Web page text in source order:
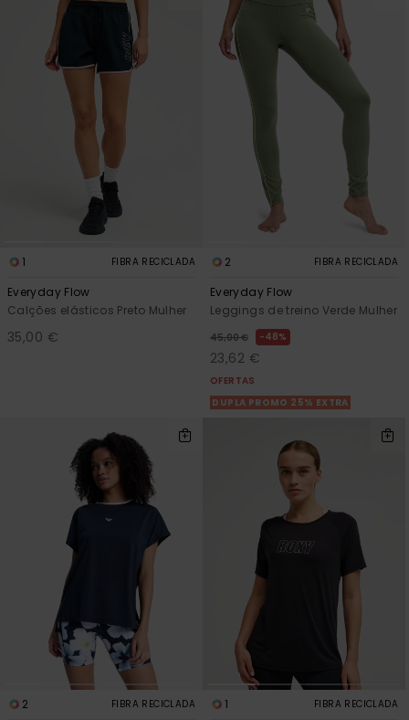
1 FIBRA RECICLADA
Everyday Flow
Calções elásticos Preto Mulher
35,00 €
2 FIBRA RECICLADA
Everyday Flow
Leggings de treino Verde Mulher
45,00 € 48%
23,62 €
OFERTAS
DUPLA PROMO 25% EXTRA
2 FIBRA RECICLADA 1 FIBRA RECICLADA